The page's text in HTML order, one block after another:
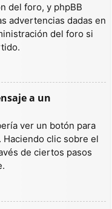
del foro, y phpBB
advertencias dadas en
del foro si
a un
ver un botón para
clic sobre el
de ciertos pasos